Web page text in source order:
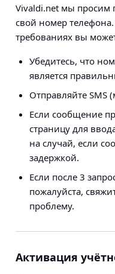
Vivaldi.net мы просим
свой номер
требованиях вы
Убедитесь, что
является
Отправляйте SMS
Если сообщение
страницу для
на случай, если
задержкой.
Если после 3
пожалуйста,
проблему.
Активация